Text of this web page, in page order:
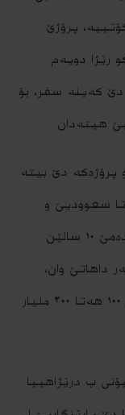
پرۆژێ
رێژا دویەم
کەینە سفر، بۆ
پرۆژەکە دێ بیتە
سعوودیێ و
سندۆقا وەبەرئینانێ، ب وی رەنگی کو د دەمێ ١٠ سالێن
سەر داھاتێ وان،
تێچوویێ دروستکرنا وی پرۆژەیی ژی دێ ١٠٠ ھەتا ٢٠٠ ملیار
ب درێژاھییا